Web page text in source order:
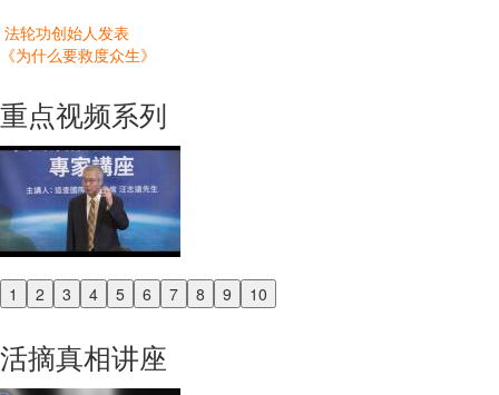
法轮功创始人发表
《为什么要救度众生》
重点视频系列
1 2 3 4 5 6 7 8 9 10
Previous
活摘真相讲座